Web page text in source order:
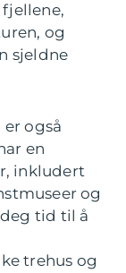
og
sjeldne
også
en
inkludert
og
tid til å
trehus og